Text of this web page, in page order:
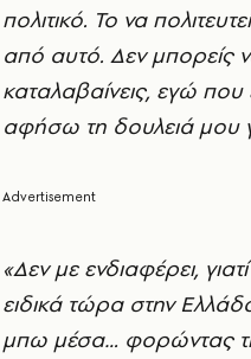
πολιτικό. Το να
από αυτό. Δεν μπορείς
καταλαβαίνεις, εγώ
αφήσω τη δουλειά μου
«Δεν με ενδιαφέρει,
ειδικά τώρα στην
μπω μέσα… φορώντας